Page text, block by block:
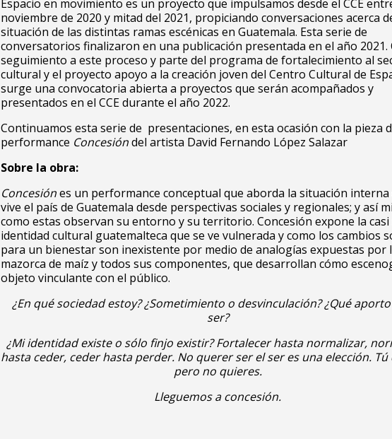
Espacio en movimiento es un proyecto que impulsamos desde el CCE
noviembre de 2020 y mitad del 2021, propiciando conversaciones acerca
situación de las distintas ramas escénicas en Guatemala. Esta serie de
conversatorios finalizaron en una publicación presentada en el año 2021.
seguimiento a este proceso y parte del programa de fortalecimiento al
cultural y el proyecto apoyo a la creación joven del Centro Cultural de
surge una convocatoria abierta a proyectos que serán acompañados y
presentados en el CCE durante el año 2022.
Continuamos esta serie de presentaciones, en esta ocasión con la pieza
performance Concesióndel artista David Fernando López Salazar
Sobre la obra:
Concesiónes un performance conceptual que aborda la situación interna
vive el país de Guatemala desde perspectivas sociales y regionales; y así
como estas observan su entorno y su territorio. Concesión expone la casi
identidad cultural guatemalteca que se ve vulnerada y como los cambios
para un bienestar son inexistente por medio de analogías expuestas por
mazorca de maíz y todos sus componentes, que desarrollan cómo
objeto vinculante con el público.
¿En qué sociedad estoy? ¿Sometimiento o desvinculación? ¿Qué
ser?
¿Mi identidad existe o sólo finjo existir? Fortalecer hasta normalizar,
hasta ceder, ceder hasta perder. No querer ser el ser es una elección. Tú
pero no quieres.
Lleguemos a concesión.